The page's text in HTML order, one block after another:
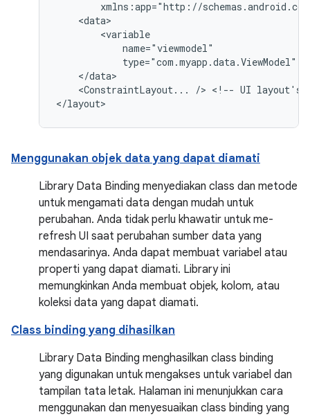
type="com.myapp.data.ViewModel"
<ConstraintLayout...
/> <!-- UI layout's
Menggunakan objek data yang dapat diamati
Library Data Binding menyediakan class dan metode
untuk mengamati data dengan mudah untuk
perubahan. Anda tidak perlu khawatir untuk me-
refresh UI saat perubahan sumber data yang
mendasarinya. Anda dapat membuat variabel atau
properti yang dapat diamati. Library ini
memungkinkan Anda membuat objek, kolom, atau
koleksi data yang dapat diamati.
Class binding yang dihasilkan
Library Data Binding menghasilkan class binding
yang digunakan untuk mengakses untuk variabel dan
tampilan tata letak. Halaman ini menunjukkan cara
menggunakan dan menyesuaikan class binding yang